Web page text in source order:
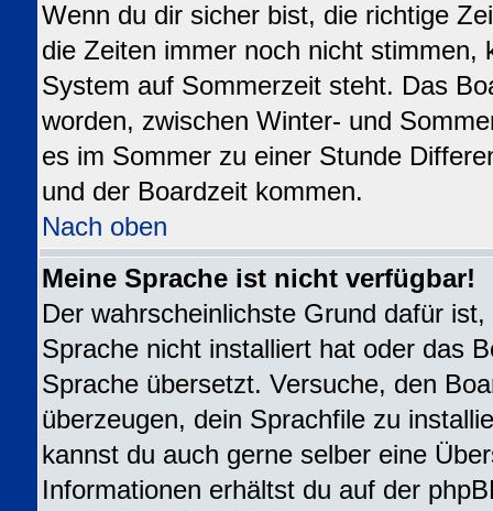
Wenn du dir sicher bist, die richtige
die Zeiten immer noch nicht stimmen,
System auf Sommerzeit steht. Das
worden, zwischen Winter- und
es im Sommer zu einer Stunde
und der Boardzeit kommen.
Nach oben
Meine Sprache ist nicht verfügbar!
Der wahrscheinlichste Grund dafür
Sprache nicht installiert hat oder das
Sprache übersetzt. Versuche, den
überzeugen, dein Sprachfile zu
kannst du auch gerne selber eine
Informationen erhältst du auf der